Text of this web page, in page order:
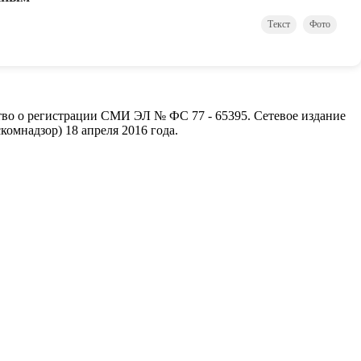
Текст Фото
о регистрации СМИ ЭЛ № ФС 77 - 65395. Сетевое издание
18 апреля 2016 года.